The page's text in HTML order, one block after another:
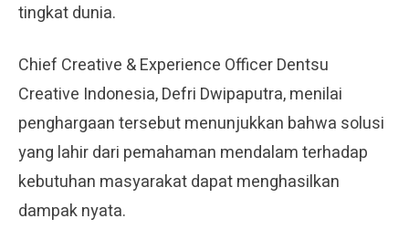
tingkat dunia.
Chief Creative & Experience Officer Dentsu
Creative Indonesia, Defri Dwipaputra, menilai
penghargaan tersebut menunjukkan bahwa solusi
yang lahir dari pemahaman mendalam terhadap
kebutuhan masyarakat dapat menghasilkan
dampak nyata.